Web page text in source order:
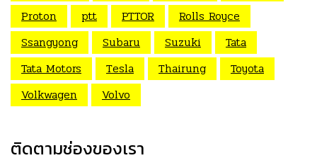
Proton
ptt PTTOR
Rolls Royce
Ssangyong
Subaru Suzuki
Tata
Tata Motors
Tesla Thairung
Toyota
Volkwagen
Volvo
ติดตามช่องของเรา